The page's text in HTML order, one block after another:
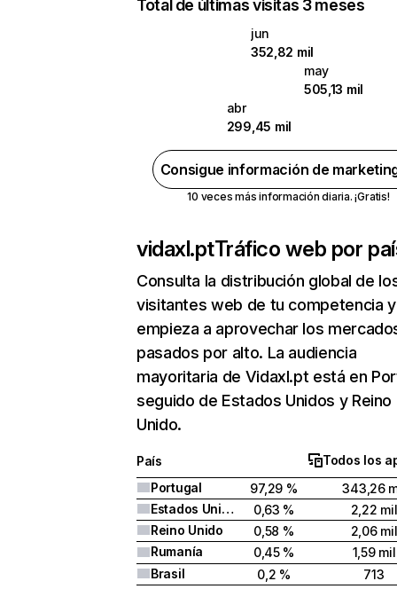
Total de últimas visitas 3 meses
jun
352,82 mil
may
505,13 mil
abr
299,45 mil
Consigue información de
10 veces más información diaria. ¡Gratis!
vidaxl.ptTráfico web por
Consulta la distribución global de
visitantes web de tu competencia y
empieza a aprovechar los
pasados por alto. La audiencia
mayoritaria de Vidaxl.pt está en
seguido de Estados Unidos y Reino
Unido.
País
Todos los
Portugal
97,29 %
343,26
Estados Unidos
0,63 %
2,22 mil
Reino Unido
0,58 %
2,06 mil
Rumanía
0,45 %
1,59 mil
Brasil
0,2 % 713